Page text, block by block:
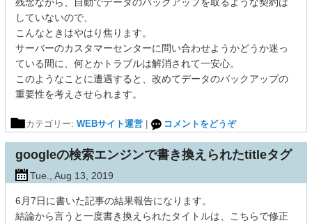
していないので、
こんなときはやはり焦ります。
サーバーのカスタマーセンターに問い合わせようかどうか迷っ
ている間に、何とかトラブルは解消されて一安心。
このようなことに遭遇すると、改めてデータのバックアップの
重要性を考えさせられます。
カテゴリー: WEBサイト運営 コメントをどうぞ
googleの検索エンジンで書き換えられたtitleタグ
Tue., Aug 13, 2019
6月7日に書いた記事の結果報告になります。
結論から言うと一度書き換えられたタイトルは、こちらで修正